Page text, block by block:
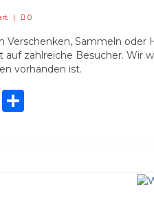
| 0
Verschenken, Sammeln
zahlreiche Besucher. Wir
vorhanden ist.
Email